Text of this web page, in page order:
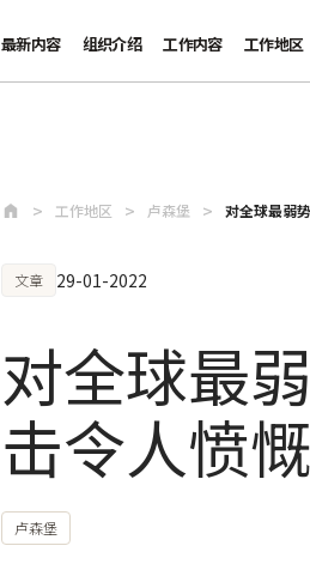
最新内容 组织介绍 工作内容 工作地区
工作地区 卢森堡 对全球最弱
文章 29-01-2022
对全球最
击令人愤
卢森堡